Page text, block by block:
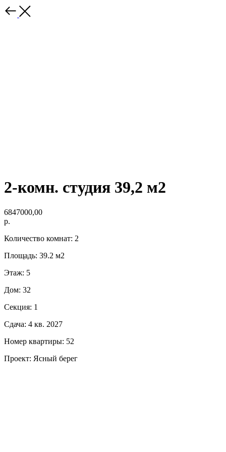
2-комн. студия 39,2 м2
6847000,00
р.
Количество комнат: 2
Площадь: 39.2 м2
Этаж: 5
Дом: 32
Секция: 1
Сдача: 4 кв. 2027
Номер квартиры: 52
Проект: Ясный берег